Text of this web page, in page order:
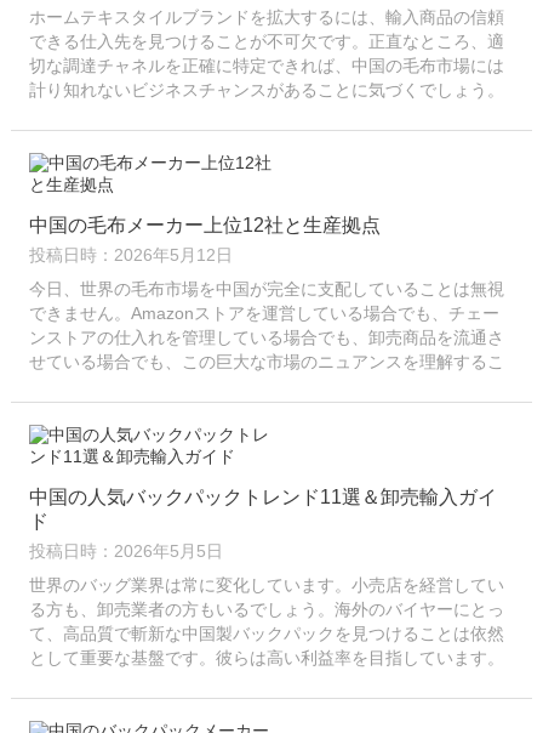
ホームテキスタイルブランドを拡大するには、輸入商品の信頼
できる仕入先を見つけることが不可欠です。正直なところ、適
切な調達チャネルを正確に特定できれば、中国の毛布市場には
計り知れないビジネスチャンスがあることに気づくでしょう。
中国の毛布メーカー上位12社と生産拠点
投稿日時：2026年5月12日
今日、世界の毛布市場を中国が完全に支配していることは無視
できません。Amazonストアを運営している場合でも、チェー
ンストアの仕入れを管理している場合でも、卸売商品を流通さ
せている場合でも、この巨大な市場のニュアンスを理解するこ
中国の人気バックパックトレンド11選＆卸売輸入ガイ
ド
投稿日時：2026年5月5日
世界のバッグ業界は常に変化しています。小売店を経営してい
る方も、卸売業者の方もいるでしょう。海外のバイヤーにとっ
て、高品質で斬新な中国製バックパックを見つけることは依然
として重要な基盤です。彼らは高い利益率を目指しています。